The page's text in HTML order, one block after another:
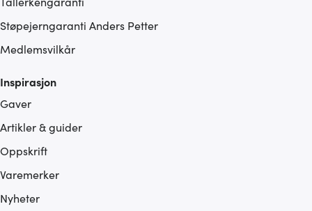
Støpejerngaranti Anders Petter
Medlemsvilkår
Inspirasjon
Gaver
Artikler & guider
Oppskrift
Varemerker
Nyheter